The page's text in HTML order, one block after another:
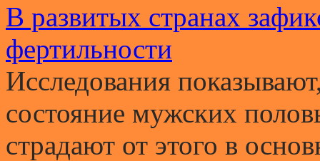
В развитых странах
фертильности
Исследования
состояние мужских
страдают от этого в